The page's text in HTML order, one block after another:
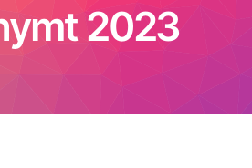
Taggade inlägg2023